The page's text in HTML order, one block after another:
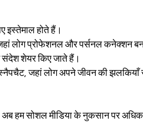
इस्तेमाल होते हैं।
लोग प्रोफेशनल और पर्सनल कनेक्शन
शेयर किए जाते हैं।
जहां लोग अपने जीवन की झलकियाँ
हम सोशल मीडिया के नुकसान पर अधिक